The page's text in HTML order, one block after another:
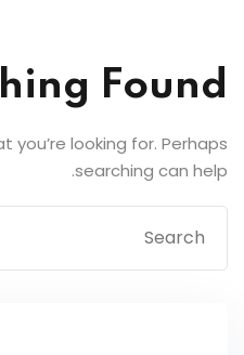
Found
you’re looking for. Perhaps
searching can help.